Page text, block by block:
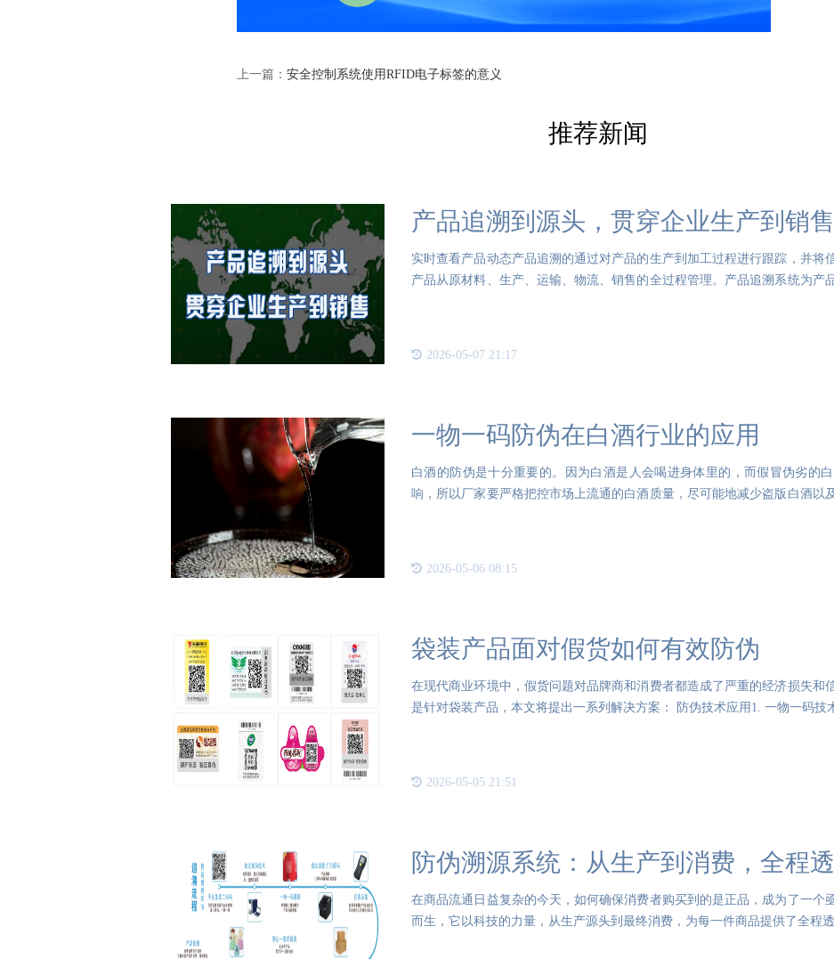
上一篇： 安全控制系统使用RFID电子标签的意义
推荐新闻
产品追溯到源头，贯穿企业生产到销售
实时查看产品动态产品追溯的通过对产品的生产到加工过程进行跟踪，并将
产品从原材料、生产、运输、物流、销售的全过程管理。产品追溯系统为产
2026-05-07 21:17
一物一码防伪在白酒行业的应用
白酒的防伪是十分重要的。因为白酒是人会喝进身体里的，而假冒伪劣的
响，所以厂家要严格把控市场上流通的白酒质量，尽可能地减少盗版白酒以
2026-05-06 08:15
袋装产品面对假货如何有效防伪
在现代商业环境中，假货问题对品牌商和消费者都造成了严重的经济损失和
是针对袋装产品，本文将提出一系列解决方案： 防伪技术应用1. 一物一码技
2026-05-05 21:51
防伪溯源系统：从生产到消费，全程
在商品流通日益复杂的今天，如何确保消费者购买到的是正品，成为了一个
而生，它以科技的力量，从生产源头到最终消费，为每一件商品提供了全程